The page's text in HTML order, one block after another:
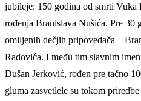
jubileje: 150 godina od smrti Vuka
rođenja Branislava Nušića. Pre 30
omiljenih dečjih pripovedača –
Radovića. I među tim slavnim
Dušan Jerković, rođen pre tačno
gluma zasvetlele su tokom